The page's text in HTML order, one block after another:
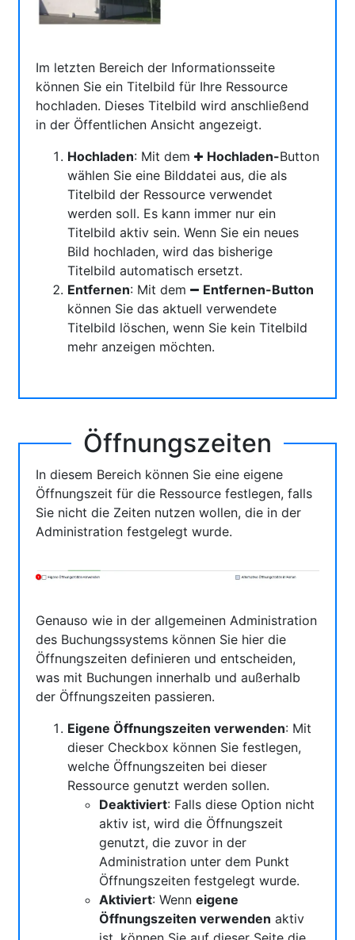
Im letzten Bereich der Informationsseite
können Sie ein Titelbild für Ihre Ressource
hochladen. Dieses Titelbild wird anschließend
in der Öffentlichen Ansicht angezeigt.
Hochladen: Mit dem Hochladen-Button
wählen Sie eine Bilddatei aus, die als
Titelbild der Ressource verwendet
werden soll. Es kann immer nur ein
Titelbild aktiv sein. Wenn Sie ein neues
Bild hochladen, wird das bisherige
Titelbild automatisch ersetzt.
Entfernen: Mit dem
Entfernen-Button
können Sie das aktuell verwendete
Titelbild löschen, wenn Sie kein Titelbild
mehr anzeigen möchten.
Öffnungszeiten
In diesem Bereich können Sie eine eigene
Öffnungszeit für die Ressource festlegen, falls
Sie nicht die Zeiten nutzen wollen, die in der
Administration festgelegt wurde.
Genauso wie in der allgemeinen Administration
des Buchungssystems können Sie hier die
Öffnungszeiten definieren und entscheiden,
was mit Buchungen innerhalb und außerhalb
der Öffnungszeiten passieren.
Eigene Öffnungszeiten verwenden: Mit
dieser Checkbox können Sie festlegen,
welche Öffnungszeiten bei dieser
Ressource genutzt werden sollen.
Deaktiviert: Falls diese Option nicht
aktiv ist, wird die Öffnungszeit
genutzt, die zuvor in der
Administration unter dem Punkt
Öffnungszeiten festgelegt wurde.
Aktiviert: Wenn eigene
Öffnungszeiten verwenden aktiv